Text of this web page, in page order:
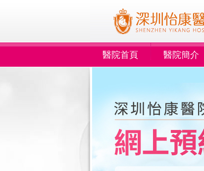
醫院首頁 醫院簡介